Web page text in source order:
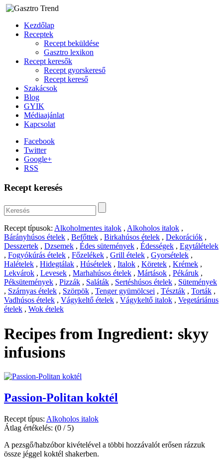
Kezdőlap
Receptek
Recept beküldése
Gasztro lexikon
Recept keresők
Recept gyorskereső
Recept kereső
Szakácsok
Blog
GYIK
Médiaajánlat
Kapcsolat
Facebook
Twitter
Google+
RSS
Recept keresés
Recept típusok: Alkoholmentes italok , Alkoholos italok ,
Bárányhúsos ételek , Befőttek , Birkahúsos ételek , Dekorációk ,
Desszertek , Dzsemek , Édes sütemények , Édességek , Egytálételek
, Fogyókúrás ételek , Főzelékek , Grill ételek , Gyorsételek ,
Halételek , Hidegtálak , Húsételek , Italok , Köretek , Krémek ,
Lekvárok , Levesek , Marhahúsos ételek , Mártások , Pékáruk ,
Péksütemények , Pizzák , Saláták , Sertéshúsos ételek , Sütemények
, Szárnyas ételek , Szörpök , Tenger gyümölcsei , Tészták , Torták ,
Vadhúsos ételek , Vágykeltő ételek , Vágykeltő italok , Vegetáriánus
ételek , Wok ételek
Recipes from Ingredient: skyy
infusions
Passion-Politan koktél
Recept típus: Alkoholos italok
Átlag értékelés: (0 / 5)
A pezsgő/habzóbor kivételével a többi hozzávalót erősen rázzuk
össze jéggel koktél shakerben.